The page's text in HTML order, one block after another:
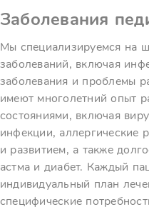
Заболевания
Мы специализируемся на
заболеваний, включая
заболевания и проблемы
имеют многолетний опыт
состояниями, включая
инфекции, аллергические
и развитием, а также
астма и диабет. Каждый
индивидуальный план
специфические